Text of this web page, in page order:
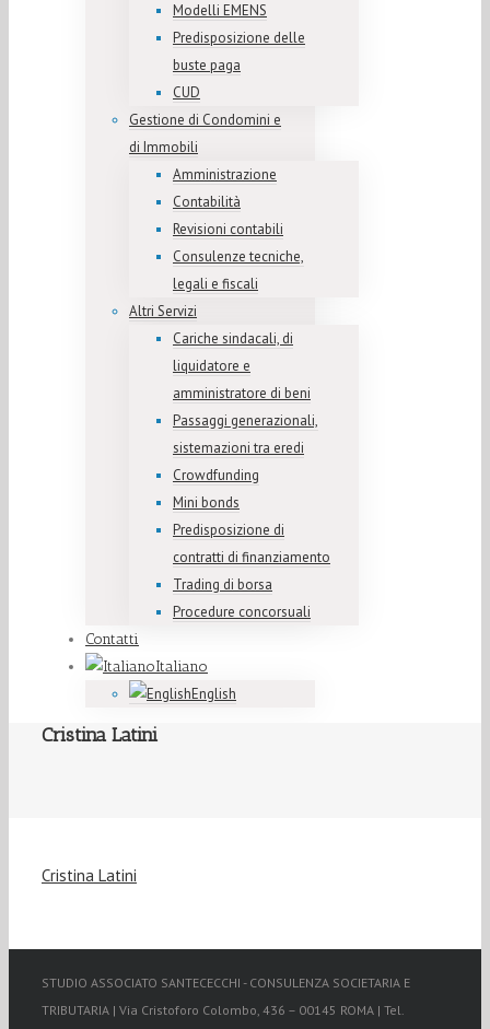
Modelli EMENS
Predisposizione delle
buste paga
CUD
Gestione di Condomini e
di Immobili
Amministrazione
Contabilità
Revisioni contabili
Consulenze tecniche,
legali e fiscali
Altri Servizi
Cariche sindacali, di
liquidatore e
amministratore di beni
Passaggi generazionali,
sistemazioni tra eredi
Crowdfunding
Mini bonds
Predisposizione di
contratti di finanziamento
Trading di borsa
Procedure concorsuali
Contatti
Italiano
English
Cristina Latini
Cristina Latini
STUDIO ASSOCIATO SANTECECCHI - CONSULENZA SOCIETARIA E
TRIBUTARIA | Via Cristoforo Colombo, 436 – 00145 ROMA | Tel.